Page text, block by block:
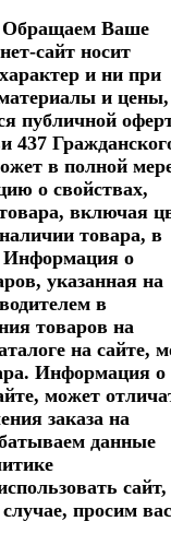
Обращаем Ваше
сайт носит
и ни при
и цены,
публичной
437
в полной
о свойствах,
включая
товара, в
Информация о
указанная на
в
товаров на
на сайте,
Информация о
может
заказа на
данные
просим